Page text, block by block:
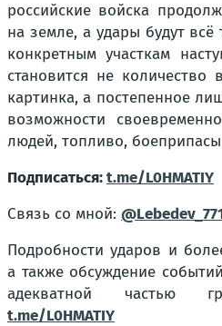
российские войска
на земле, а удары будут
конкретным участкам
становится не
картинка, а постепенное
возможности
людей, топливо,
Подписаться:t.me/L0HMATIY
Связь со мной:
Подробности ударов и
а также обсуждение
адекватной частью
t.me/L0HMATIY